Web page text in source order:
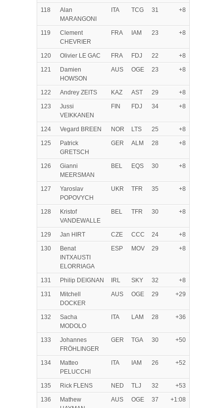
118
Alan
MARANGONI
ITA TCG 31 +8
119
Clement
CHEVRIER
FRA IAM 23 +8
120 Olivier LE GAC FRA FDJ 22
+8
121
Damien
HOWSON
AUS OGE 23 +8
122 Andrey ZEITS KAZ AST 29
+8
123
Jussi
VEIKKANEN
FIN FDJ 34 +8
124 Vegard BREEN NOR LTS 25
+8
125
Patrick
GRETSCH
GER ALM 28 +8
126
Gianni
MEERSMAN
BEL EQS 30 +8
127
Yaroslav
POPOVYCH
UKR TFR 35 +8
128
Kristof
VANDEWALLE
BEL TFR 30 +8
129 Jan HIRT CZE CCC 24
+8
130
Benat
INTXAUSTI
ELORRIAGA
ESP MOV 29 +8
131 Philip DEIGNAN IRL SKY 32
+8
131
Mitchell
DOCKER
AUS OGE 29 +29
132
Sacha
MODOLO
ITA LAM 28 +36
133
Johannes
FRÖHLINGER
GER TGA 30 +50
134
Matteo
PELUCCHI
ITA IAM 26 +52
135 Rick FLENS NED TLJ 32
+53
136
Mathew
AUS OGE 37 +1:08